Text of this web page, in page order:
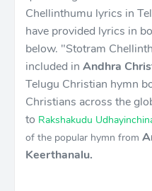
Chellinthumu lyrics in
have provided lyrics in
below. "Stotram
included in Andhra
Telugu Christian hymn
Christians across the
to Rakshakudu
of the popular hymn from
Keerthanalu.